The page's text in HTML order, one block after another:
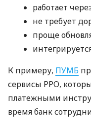
работает
не требует
проще
К примеру, ПУМБ
сервисы РРО,
платежными
время банк